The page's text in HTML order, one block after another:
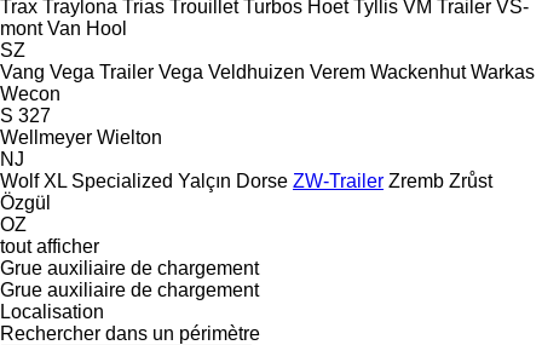
Trax Traylona Trias Trouillet Turbos Hoet Tyllis VM Trailer VS-
mont Van Hool
SZ
Vang Vega Trailer Vega Veldhuizen Verem Wackenhut Warkas
Wecon
S 327
Wellmeyer Wielton
NJ
Wolf XL Specialized Yalçın Dorse ZW-Trailer Zremb Zrůst
Özgül
OZ
tout afficher
Grue auxiliaire de chargement
Grue auxiliaire de chargement
Localisation
Rechercher dans un périmètre